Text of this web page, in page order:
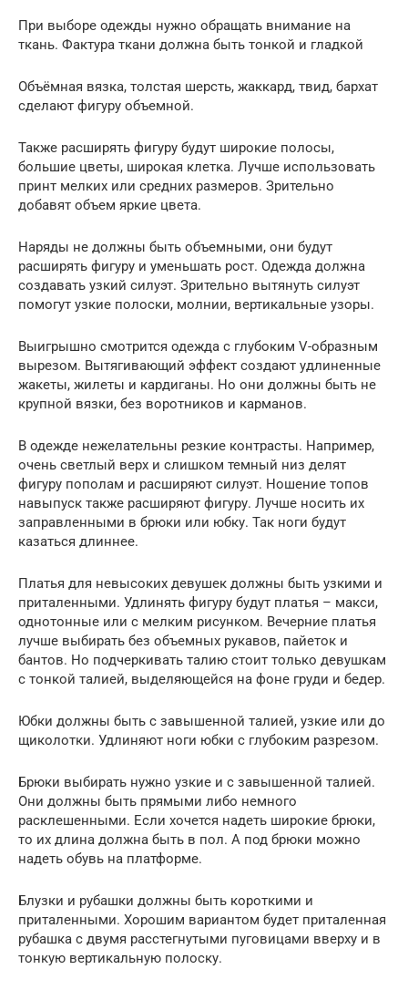
При выборе одежды нужно обращать внимание на
ткань. Фактура ткани должна быть тонкой и гладкой
Объёмная вязка, толстая шерсть, жаккард, твид, бархат
сделают фигуру объемной.
Также расширять фигуру будут широкие полосы,
большие цветы, широкая клетка. Лучше использовать
принт мелких или средних размеров. Зрительно
добавят объем яркие цвета.
Наряды не должны быть объемными, они будут
расширять фигуру и уменьшать рост. Одежда должна
создавать узкий силуэт. Зрительно вытянуть силуэт
помогут узкие полоски, молнии, вертикальные узоры.
Выигрышно смотрится одежда с глубоким V-образным
вырезом. Вытягивающий эффект создают удлиненные
жакеты, жилеты и кардиганы. Но они должны быть не
крупной вязки, без воротников и карманов.
В одежде нежелательны резкие контрасты. Например,
очень светлый верх и слишком темный низ делят
фигуру пополам и расширяют силуэт. Ношение топов
навыпуск также расширяют фигуру. Лучше носить их
заправленными в брюки или юбку. Так ноги будут
казаться длиннее.
Платья для невысоких девушек должны быть узкими и
приталенными. Удлинять фигуру будут платья – макси,
однотонные или с мелким рисунком. Вечерние платья
лучше выбирать без объемных рукавов, пайеток и
бантов. Но подчеркивать талию стоит только девушкам
с тонкой талией, выделяющейся на фоне груди и бедер.
Юбки должны быть с завышенной талией, узкие или до
щиколотки. Удлиняют ноги юбки с глубоким разрезом.
Брюки выбирать нужно узкие и с завышенной талией.
Они должны быть прямыми либо немного
расклешенными. Если хочется надеть широкие брюки,
то их длина должна быть в пол. А под брюки можно
надеть обувь на платформе.
Блузки и рубашки должны быть короткими и
приталенными. Хорошим вариантом будет приталенная
рубашка с двумя расстегнутыми пуговицами вверху и в
тонкую вертикальную полоску.